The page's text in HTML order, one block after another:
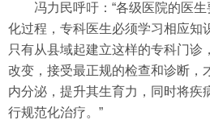
冯力民呼吁：“各级医院的医
化过程，专科医生必须学习相应知
只有从县域起建立这样的专科门诊
改变，接受最正规的检查和诊断，
内分泌，提升其生育力，同时将疾
行规范化治疗。”